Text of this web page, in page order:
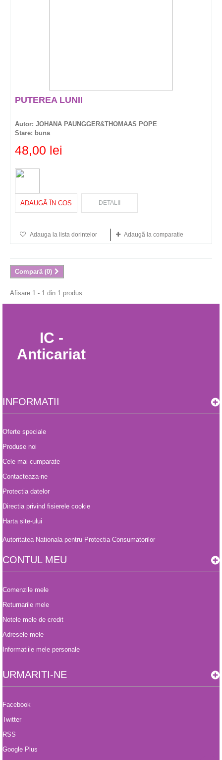
PUTEREA LUNII
Autor: JOHANA PAUNGGER&THOMAAS POPE
Stare: buna
48,00 lei
ADAUGÃ ÎN COS DETALII
Adauga la lista dorintelor Adaugã la comparatie
Comparã (0)
Afisare 1 - 1 din 1 produs
IC -
Anticariat
INFORMATII
Oferte speciale
Produse noi
Cele mai cumparate
Contacteaza-ne
Protectia datelor
Directia privind fisierele cookie
Harta site-ului
Autoritatea Nationala pentru Protectia Consumatorilor
CONTUL MEU
Comenzile mele
Returnarile mele
Notele mele de credit
Adresele mele
Informatiile mele personale
URMARITI-NE
Facebook
Twitter
RSS
Google Plus